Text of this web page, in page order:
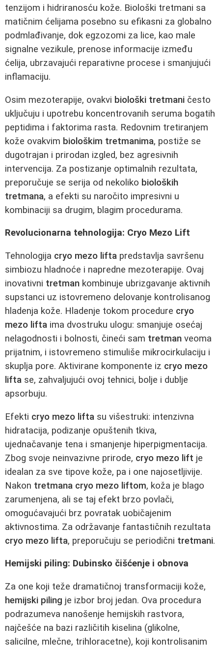
tenzijom i hidriranosću kože. Biološki tretmani sa
matičnim ćelijama posebno su efikasni za globalno
podmlađivanje, dok egzozomi za lice, kao male
signalne vezikule, prenose informacije između
ćelija, ubrzavajući reparativne procese i smanjujući
inflamaciju.
Osim mezoterapije, ovakvi biološki tretmani često
uključuju i upotrebu koncentrovanih seruma bogatih
peptidima i faktorima rasta. Redovnim tretiranjem
kože ovakvim biološkim tretmanima, postiže se
dugotrajan i prirodan izgled, bez agresivnih
intervencija. Za postizanje optimalnih rezultata,
preporučuje se serija od nekoliko bioloških
tretmana, a efekti su naročito impresivni u
kombinaciji sa drugim, blagim procedurama.
Revolucionarna tehnologija: Cryo Mezo Lift
Tehnologija cryo mezo lifta predstavlja savršenu
simbiozu hladnoće i napredne mezoterapije. Ovaj
inovativni tretman kombinuje ubrizgavanje aktivnih
supstanci uz istovremeno delovanje kontrolisanog
hladenja kože. Hladenje tokom procedure cryo
mezo lifta ima dvostruku ulogu: smanjuje osećaj
nelagodnosti i bolnosti, čineći sam tretman veoma
prijatnim, i istovremeno stimuliše mikrocirkulaciju i
skuplja pore. Aktivirane komponente iz cryo mezo
lifta se, zahvaljujući ovoj tehnici, bolje i dublje
apsorbuju.
Efekti cryo mezo lifta su višestruki: intenzivna
hidratacija, podizanje opuštenih tkiva,
ujednačavanje tena i smanjenje hiperpigmentacija.
Zbog svoje neinvazivne prirode, cryo mezo lift je
idealan za sve tipove kože, pa i one najosetljivije.
Nakon tretmana cryo mezo liftom, koža je blago
zarumenjena, ali se taj efekt brzo povlači,
omogućavajući brz povratak uobičajenim
aktivnostima. Za održavanje fantastičnih rezultata
cryo mezo lifta, preporučuju se periodični tretmani.
Hemijski piling: Dubinsko čišćenje i obnova
Za one koji teže dramatičnoj transformaciji kože,
hemijski piling je izbor broj jedan. Ova procedura
podrazumeva nanošenje hemijskih rastvora,
najčešće na bazi različitih kiselina (glikolne,
salicilne, mlečne, trihloracetne), koji kontrolisanim